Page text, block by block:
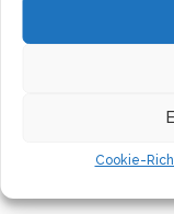
Cookie-
schonender
aromatische
Blattadern
garantiert, dass